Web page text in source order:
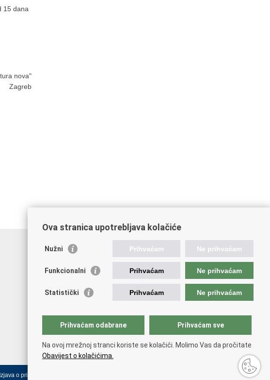
15 dana
nova"
Zagreb
Ostale poveznice
Hrvatski restauratorski zavod
Zaklada Kultura nova
Cultural heritage in EU
EU National Institutes for Culture
Međunarodni centar za podvodnu arheologiju u Zadru
(MCPA)
Izjava o pristupačnosti
Ova stranica upotrebljava kolačiće
Nužni Prihvaćam Ne prihvaćam
Funkcionalni Prihvaćam Ne prihvaćam
Statistički Prihvaćam Ne prihvaćam
Prihvaćam odabrane Prihvaćam sve
Na ovoj mrežnoj stranci koriste se kolačići. Molimo Vas da pročitate
Obavijest o kolačićima.